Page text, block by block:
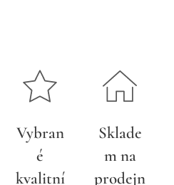
Vybran
é
kvalitní
Sklade
m na
prodejn